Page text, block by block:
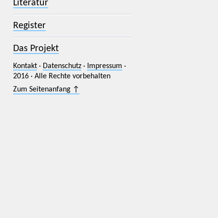
Literatur
Register
Das Projekt
Kontakt· Datenschutz· Impressum ·
2016 · Alle Rechte vorbehalten
Zum Seitenanfang ↑